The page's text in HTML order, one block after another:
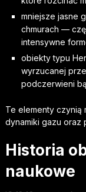
mniejsze jasne
chmurach —
intensywne
obiekty typu
wyrzucanej
podczerwieni
Te elementy czynią
dynamiki gazu oraz
Historia
naukowe